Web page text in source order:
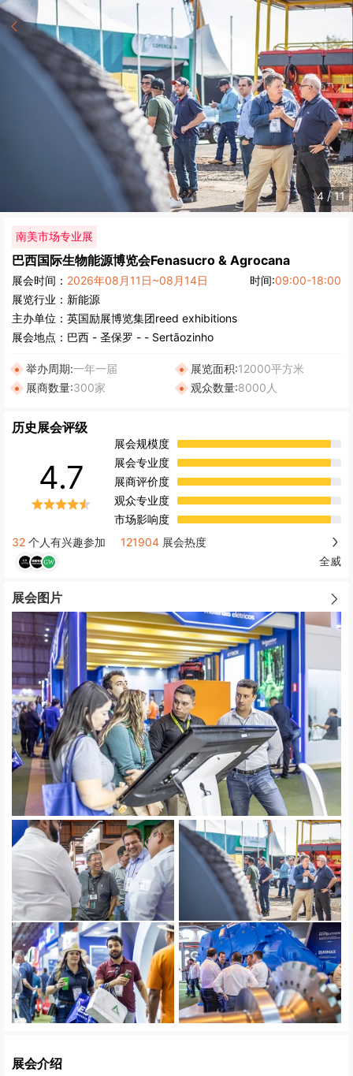
4 /11
南美市场专业展
巴西国际生物能源博览会Fenasucro & Agrocana
展会时间： 2026年08月11日~08月14日 时间:09:00-18:00
展览行业： 新能源
主办单位： 英国励展博览集团reed exhibitions
展会地点： 巴西 - 圣保罗 - - Sertãozinho
举办周期:一年一届 展览面积:12000平方米
展商数量:300家 观众数量:8000人
历史展会评级
4.7
展会规模度
展会专业度
展商评价度
观众专业度
市场影响度
32 个人有兴趣参加 121904 展会热度
全威
展会图片
展会介绍